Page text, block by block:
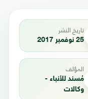
تاريخ النشر
25 نوفمبر 2017
المؤلف
مُسند للأنباء -
وكالات